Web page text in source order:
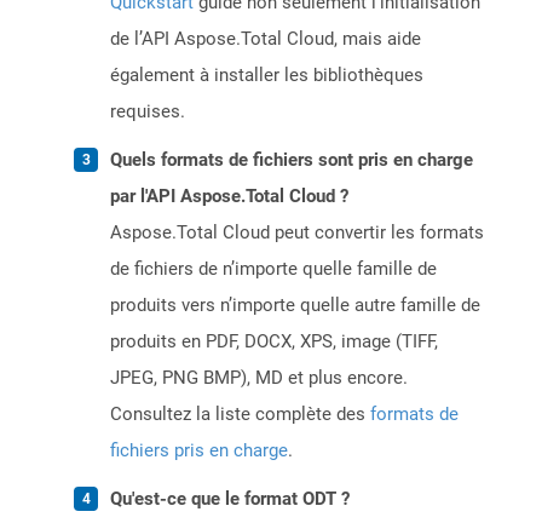
de l’API Aspose.Total Cloud, mais aide
également à installer les bibliothèques
requises.
Quels formats de fichiers sont pris en charge
par l'API Aspose.Total Cloud ?
Aspose.Total Cloud peut convertir les formats
de fichiers de n’importe quelle famille de
produits vers n’importe quelle autre famille de
produits en PDF, DOCX, XPS, image (TIFF,
JPEG, PNG BMP), MD et plus encore.
Consultez la liste complète des formats de
fichiers pris en charge.
Qu'est-ce que le format ODT ?